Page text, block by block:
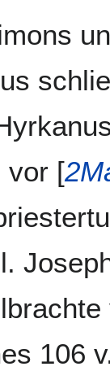
vor [
106